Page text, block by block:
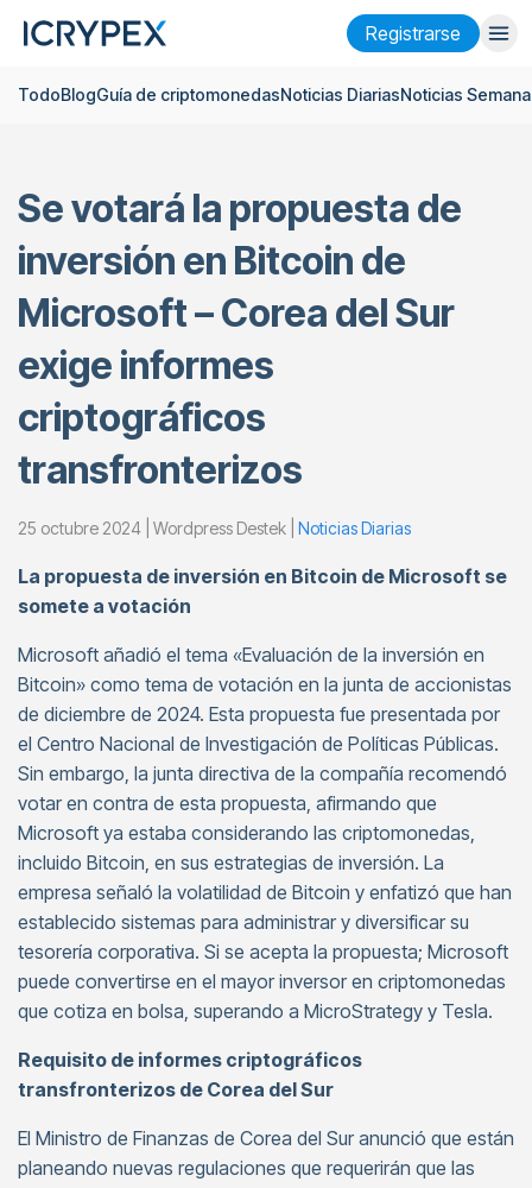
Registrarse
Iniciar sesión Registrarse
Empresa
Investigación
Ayuda
Futurosx50
TodoBlogGuía de criptomonedasNoticias DiariasNoticias
Se votará la propuesta de
inversión en Bitcoin de
Microsoft – Corea del Sur
exige informes
criptográficos
transfronterizos
25 octubre 2024 | Wordpress Destek | Noticias Diarias
La propuesta de inversión en Bitcoin de Microsoft se
somete a votación
Microsoft añadió el tema «Evaluación de la inversión en
Bitcoin» como tema de votación en la junta de accionistas
de diciembre de 2024. Esta propuesta fue presentada por
el Centro Nacional de Investigación de Políticas Públicas.
Sin embargo, la junta directiva de la compañía recomendó
votar en contra de esta propuesta, afirmando que
Microsoft ya estaba considerando las criptomonedas,
incluido Bitcoin, en sus estrategias de inversión. La
empresa señaló la volatilidad de Bitcoin y enfatizó que han
establecido sistemas para administrar y diversificar su
tesorería corporativa. Si se acepta la propuesta; Microsoft
puede convertirse en el mayor inversor en criptomonedas
que cotiza en bolsa, superando a MicroStrategy y Tesla.
Requisito de informes criptográficos
transfronterizos de Corea del Sur
El Ministro de Finanzas de Corea del Sur anunció que están
planeando nuevas regulaciones que requerirán que las